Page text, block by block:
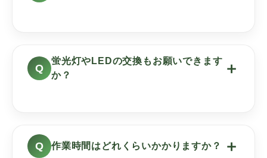
蛍光灯やLEDの交換もお願いできます
か？
＋
作業時間はどれくらいかかりますか？ ＋